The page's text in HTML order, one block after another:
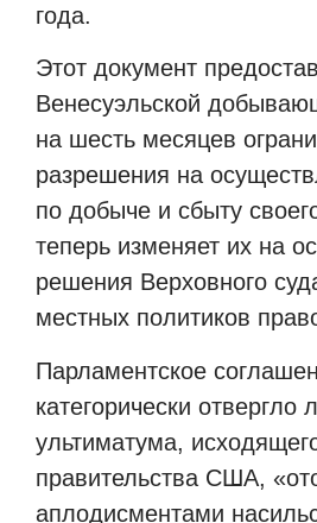
года.
Этот документ
Венесуэльской
на шесть месяцев
разрешения на
по добыче и сбыту
теперь изменяет их на
решения Верховного
местных политиков
Парламентское
категорически
ультиматума,
правительства США,
аплодисментами